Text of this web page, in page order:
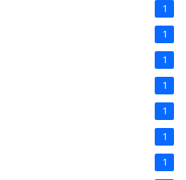
1
1
1
1
1
1
1